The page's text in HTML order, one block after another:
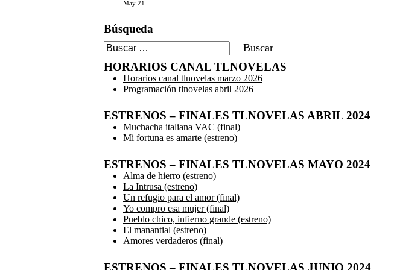
May 21
Búsqueda
Buscar:
HORARIOS CANAL TLNOVELAS
Horarios canal tlnovelas marzo 2026
Programación tlnovelas abril 2026
ESTRENOS – FINALES TLNOVELAS ABRIL 2024
Muchacha italiana VAC (final)
Mi fortuna es amarte (estreno)
ESTRENOS – FINALES TLNOVELAS MAYO 2024
Alma de hierro (estreno)
La Intrusa (estreno)
Un refugio para el amor (final)
Yo compro esa mujer (final)
Pueblo chico, infierno grande (estreno)
El manantial (estreno)
Amores verdaderos (final)
ESTRENOS – FINALES TLNOVELAS JUNIO 2024